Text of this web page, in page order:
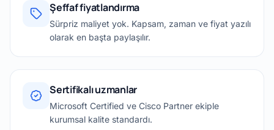
Şeffaf fiyatlandırma
Sürpriz maliyet yok. Kapsam, zaman ve fiyat yazılı
olarak en başta paylaşılır.
Sertifikalı uzmanlar
Microsoft Certified ve Cisco Partner ekiple
kurumsal kalite standardı.